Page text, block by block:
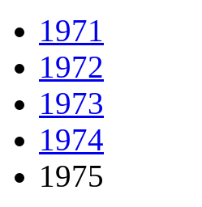
1971
1972
1973
1974
1975